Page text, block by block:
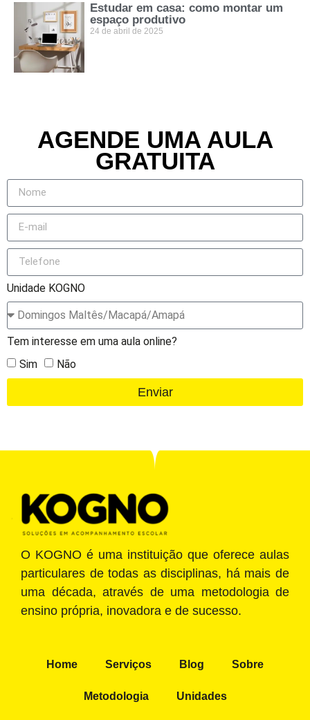
Estudar em casa: como montar um
espaço produtivo
24 de abril de 2025
AGENDE UMA AULA
GRATUITA
Unidade KOGNO
Tem interesse em uma aula online?
Sim
Não
Enviar
O KOGNO é uma instituição que oferece aulas
particulares de todas as disciplinas, há mais de
uma década, através de uma metodologia de
ensino própria, inovadora e de sucesso.
Home Serviços Blog Sobre
Metodologia Unidades